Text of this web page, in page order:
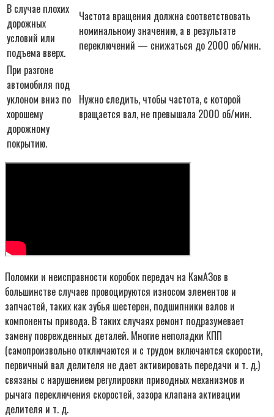
В случае плохих
дорожных
условий или
подъема вверх.
Частота вращения должна соответствовать
номинальному значению, а в результате
переключений — снижаться до 2000 об/мин.
При разгоне
автомобиля под
уклоном вниз по
хорошему
дорожному
покрытию.
Нужно следить, чтобы частота, с которой
вращается вал, не превышала 2000 об/мин.
Поломки и неисправности коробок передач на КамАЗов в
большинстве случаев провоцируются износом элементов и
запчастей, таких как зубья шестерен, подшипники валов и
компоненты привода. В таких случаях ремонт подразумевает
замену поврежденных деталей. Многие неполадки КПП
(самопроизвольно отключаются и с трудом включаются скорости,
первичный вал делителя не дает активировать передачи и т. д.)
связаны с нарушением регулировки приводных механизмов и
рычага переключения скоростей, зазора клапана активации
делителя и т. д.